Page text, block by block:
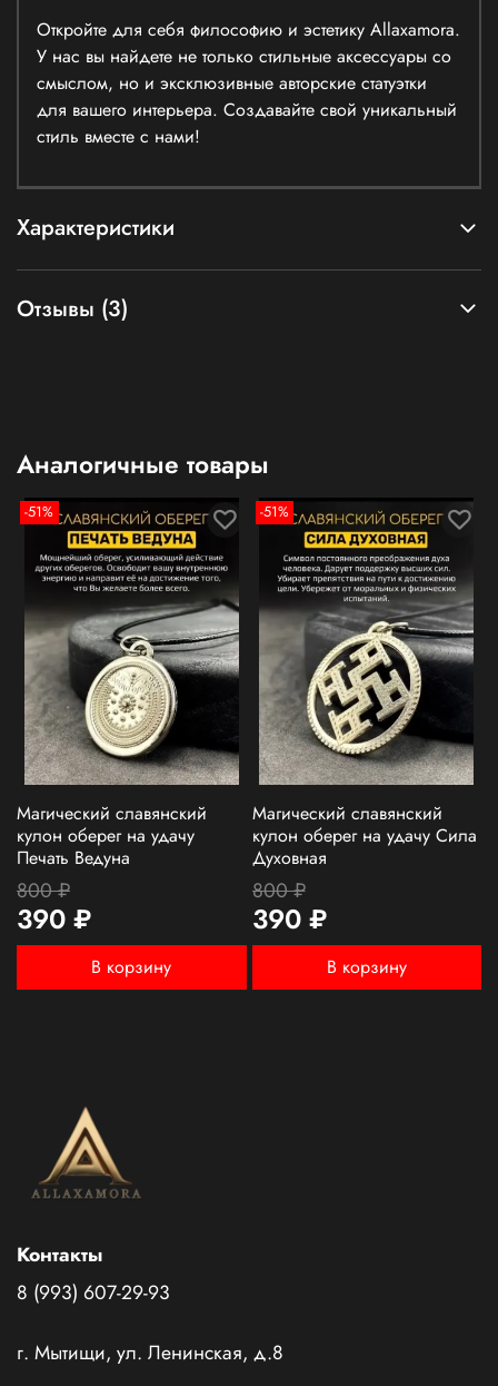
Откройте для себя философию и эстетику Allaxamora.
У нас вы найдете не только стильные аксессуары со
смыслом, но и эксклюзивные авторские статуэтки
для вашего интерьера. Создавайте свой уникальный
стиль вместе с нами!
Характеристики
Отзывы (3)
Аналогичные товары
-51%
Магический славянский
кулон оберег на удачу
Печать Ведуна
800 ₽
390 ₽
В корзину
-51%
Магический славянский
кулон оберег на удачу Сила
Духовная
800 ₽
390 ₽
В корзину
Контакты
8 (993) 607-29-93
г. Мытищи, ул. Ленинская, д.8